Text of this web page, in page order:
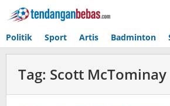
Lewati
ke
Politik Sport Artis Badminton
Tag: Scott McTominay